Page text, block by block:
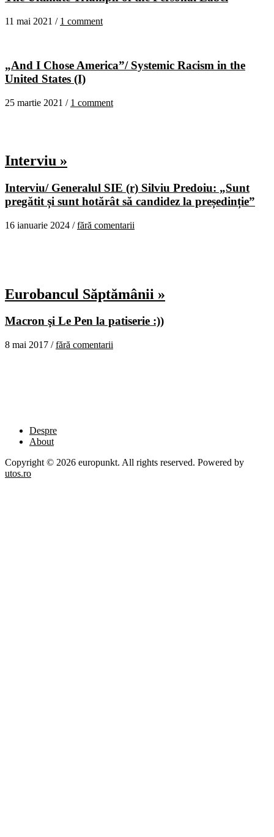
11 mai 2021 / 1 comment
„And I Chose America”/ Systemic Racism in the
United States (I)
25 martie 2021 / 1 comment
Interviu »
Interviu/ Generalul SIE (r) Silviu Predoiu: „Sunt
pregătit și sunt hotărât să candidez la președinție”
16 ianuarie 2024 /fără comentarii
Eurobancul Săptămânii »
Macron şi Le Pen la patiserie :))
8 mai 2017 /fără comentarii
Despre
About
Copyright © 2026 europunkt. All rights reserved. Powered by
utos.ro